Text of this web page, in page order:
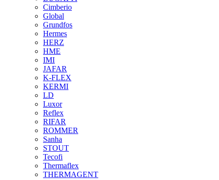
Cimberio
Global
Grundfos
Hermes
HERZ
HME
IMI
JAFAR
K-FLEX
KERMI
LD
Luxor
Reflex
RIFAR
ROMMER
Sanha
STOUT
Tecofi
Thermaflex
THERMAGENT